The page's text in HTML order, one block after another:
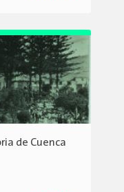
de Cuenca